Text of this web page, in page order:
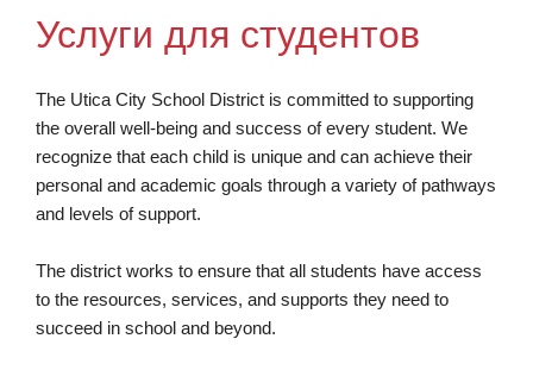
Услуги для студентов
The Utica City School District is committed to supporting
the overall well-being and success of every student. We
recognize that each child is unique and can achieve their
personal and academic goals through a variety of pathways
and levels of support.
The district works to ensure that all students have access
to the resources, services, and supports they need to
succeed in school and beyond.